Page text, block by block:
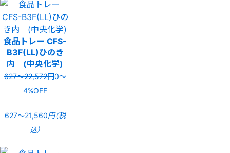
食品トレー CFS-
B3F(LL)ひのき
内 (中央化学)
627〜22,572円0〜
4%OFF
627〜21,560円（税
込）